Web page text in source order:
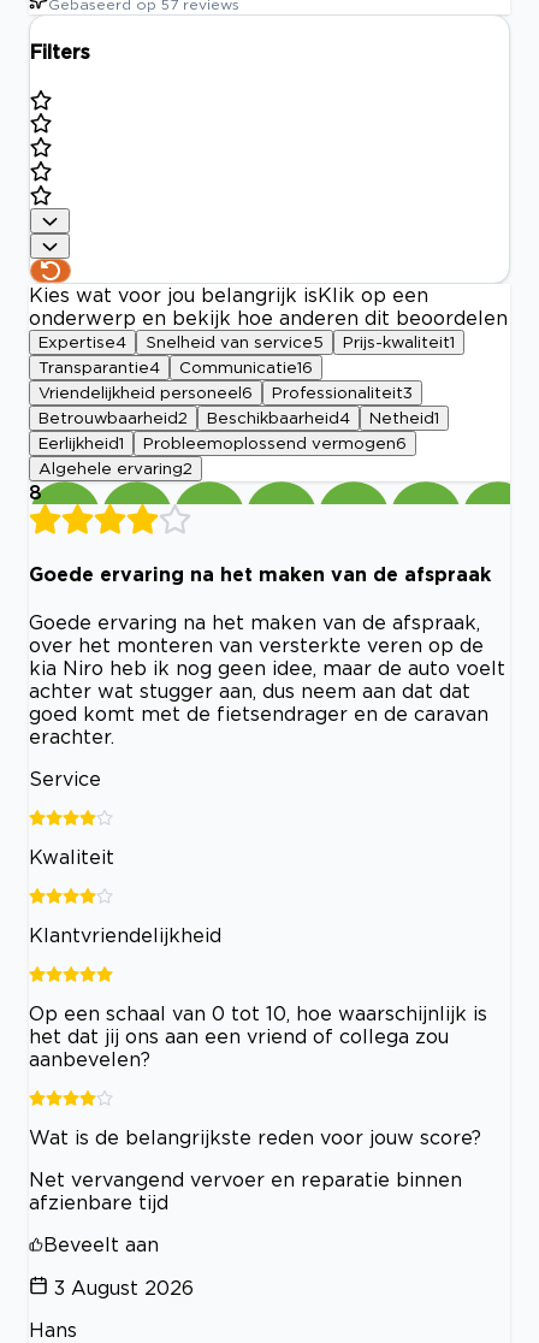
Gebaseerd op 57 reviews
Filters
Kies wat voor jou belangrijk is Klik op een
onderwerp en bekijk hoe anderen dit beoordelen
Expertise4 Snelheid van service5 Prijs-kwaliteit1
Transparantie4 Communicatie16
Vriendelijkheid personeel 6 Professionaliteit3
Betrouwbaarheid2 Beschikbaarheid4 Netheid1
Eerlijkheid1 Probleemoplossend vermogen6
Algehele ervaring2
8
Goede ervaring na het maken van de afspraak
Goede ervaring na het maken van de afspraak,
over het monteren van versterkte veren op de
kia Niro heb ik nog geen idee, maar de auto voelt
achter wat stugger aan, dus neem aan dat dat
goed komt met de fietsendrager en de caravan
erachter.
Service
Kwaliteit
Klantvriendelijkheid
Op een schaal van 0 tot 10, hoe waarschijnlijk is
het dat jij ons aan een vriend of collega zou
aanbevelen?
Wat is de belangrijkste reden voor jouw score?
Net vervangend vervoer en reparatie binnen
afzienbare tijd
Beveelt aan
3 August 2026
Hans